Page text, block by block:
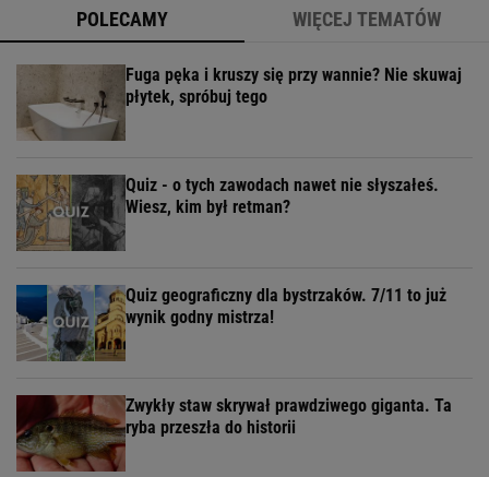
POLECAMY WIĘCEJ TEMATÓW
Fuga pęka i kruszy się przy wannie? Nie skuwaj
płytek, spróbuj tego
Quiz - o tych zawodach nawet nie słyszałeś.
Wiesz, kim był retman?
Quiz geograficzny dla bystrzaków. 7/11 to już
wynik godny mistrza!
Zwykły staw skrywał prawdziwego giganta. Ta
ryba przeszła do historii